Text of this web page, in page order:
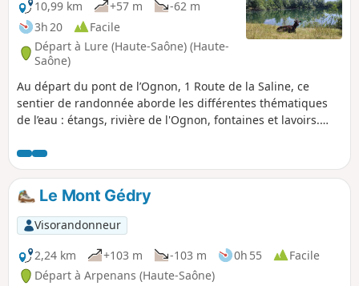
10,99 km
+57 m
-62 m
3h 20
Facile
Départ à Lure (Haute-Saône) (Haute-
Saône)
Au départ du pont de l’Ognon, 1 Route de la Saline, ce
sentier de randonnée aborde les différentes thématiques
de l’eau : étangs, rivière de l'Ognon, fontaines et lavoirs.
couple ou en famille, de cet endroit mêlant détente, loisirs,
restauration et activités nautiques. Ensuite, prenez la
direction du village de Vouhenans et de sa butte qui offre
un superbe point de vue sur les premiers contreforts du
Massif des Vosges.
Le Mont Gédry
Visorandonneur
2,24 km
+103 m -103 m 0h 55
Facile
Départ à Arpenans (Haute-Saône)